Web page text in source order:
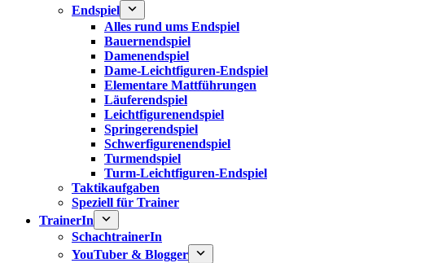
Endspiel
Alles rund ums Endspiel
Bauernendspiel
Damenendspiel
Dame-Leichtfiguren-Endspiel
Elementare Mattführungen
Läuferendspiel
Leichtfigurenendspiel
Springerendspiel
Schwerfigurenendspiel
Turmendspiel
Turm-Leichtfiguren-Endspiel
Taktikaufgaben
Speziell für Trainer
TrainerIn
SchachtrainerIn
YouTuber & Blogger